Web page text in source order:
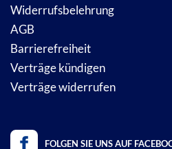
Widerrufsbelehrung
AGB
Barrierefreiheit
Verträge kündigen
Verträge widerrufen
FOLGEN SIE UNS AUF